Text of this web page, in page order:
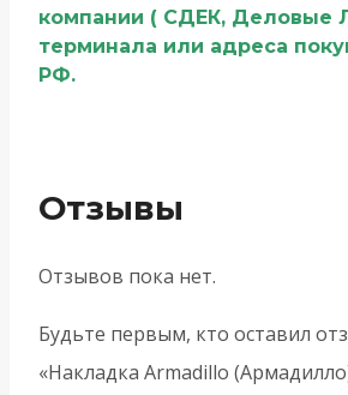
компании ( СДЕК, Деловые
терминала или адреса
РФ.
Отзывы
Отзывов пока нет.
Будьте первым, кто оставил
«Накладка Armadillo